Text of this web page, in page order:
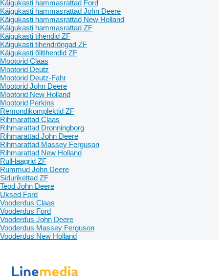
Käigukasti hammasrattad Ford
Käigukasti hammasrattad John Deere
Käigukasti hammasrattad New Holland
Käigukasti hammasrattad ZF
Käigukasti tihendid ZF
Käigukasti tihendrõngad ZF
Käigukasti õlitihendid ZF
Mootorid Claas
Mootorid Deutz
Mootorid Deutz-Fahr
Mootorid John Deere
Mootorid New Holland
Mootorid Perkins
Remondikomplektid ZF
Rihmarattad Claas
Rihmarattad Dronningborg
Rihmarattad John Deere
Rihmarattad Massey Ferguson
Rihmarattad New Holland
Rull-laagrid ZF
Rummud John Deere
Sidurikettad ZF
Teod John Deere
Uksed Ford
Vooderdus Claas
Vooderdus Ford
Vooderdus John Deere
Vooderdus Massey Ferguson
Vooderdus New Holland